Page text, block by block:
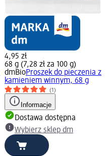
4,95 zł
68 g (7,28 zł za 100 g)
dmBioProszek do pieczenia z
kamieniem winnym, 68 g
(1)
Informacje
Dostawa dostępna
Wybierz sklep dm